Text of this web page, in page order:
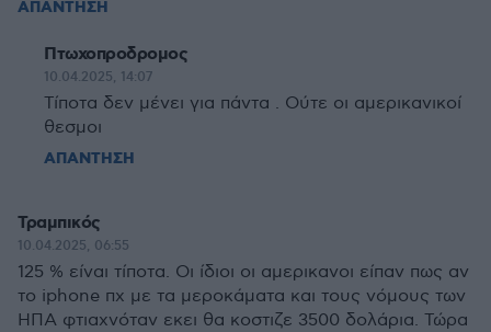
ΑΠΑΝΤΗΣΗ
Πτωχοπροδρομος
10.04.2025, 14:07
Τίποτα δεν μένει για πάντα . Ούτε οι αμερικανικοί
θεσμοι
ΑΠΑΝΤΗΣΗ
Τραμπικός
10.04.2025, 06:55
125 % είναι τίποτα. Οι ίδιοι οι αμερικανοι είπαν πως αν
το iphone πχ με τα μεροκάματα και τους νόμους των
ΗΠΑ φτιαχνόταν εκει θα κοστιζε 3500 δολάρια. Τώρα